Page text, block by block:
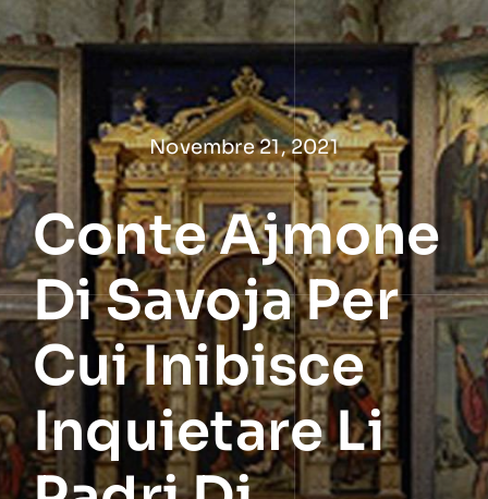
al
contenuto
Novembre 21, 2021
Conte Ajmone
Di Savoja Per
Cui Inibisce
Inquietare Li